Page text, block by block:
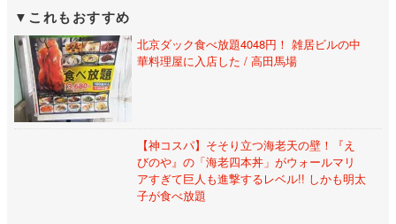
これもおすすめ
北京ダック食べ放題4048円！ 雑居ビルの中
華料理屋に入店した / 高田馬場
【神コスパ】そそり立つ海老天の壁！『え
びのや』の「海老四本丼」がウォールマリ
アすぎて巨人も進撃するレベル!! しかも明太
子が食べ放題